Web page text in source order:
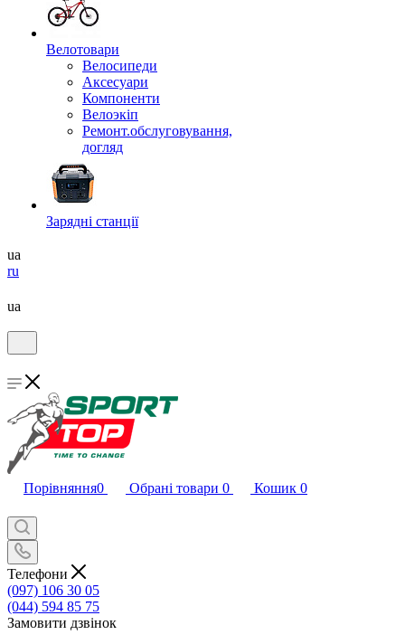
Велотовари
Велосипеди
Аксесуари
Компоненти
Велоэкіп
Ремонт.обслуговування,
догляд
Зарядні станції
ua
ru
ua
Порівняння0 Обрані товари 0 Кошик 0
Телефони
(097) 106 30 05
(044) 594 85 75
Замовити дзвінок